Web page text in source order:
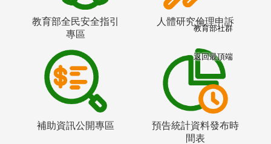
教育部全民安全指引
專區
人體研究倫理申訴
補助資訊公開專區
預告統計資料發布時
間表
教育部社群
返回最頂端